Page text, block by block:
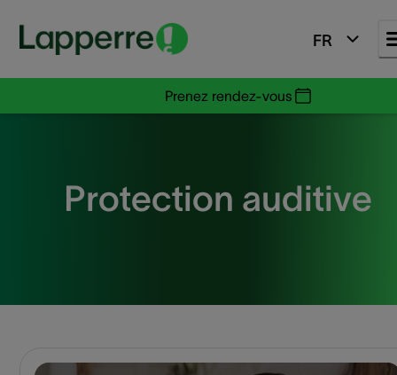
FR
Prenez rendez-vous
Protection auditive